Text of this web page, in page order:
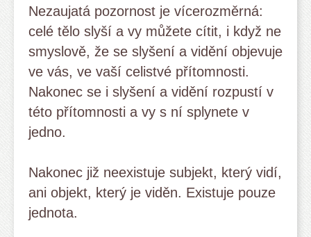
Nezaujatá pozornost je vícerozměrná:
celé tělo slyší a vy můžete cítit, i když ne
smyslově, že se slyšení a vidění objevuje
ve vás, ve vaší celistvé přítomnosti.
Nakonec se i slyšení a vidění rozpustí v
této přítomnosti a vy s ní splynete v
jedno.
Nakonec již neexistuje subjekt, který vidí,
ani objekt, který je viděn. Existuje pouze
jednota.